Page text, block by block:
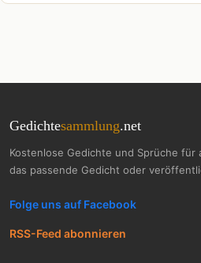
Gedichtesammlung.net
Kostenlose Gedichte und Sprüche für
das passende Gedicht oder
Folge uns auf Facebook
RSS-Feed abonnieren